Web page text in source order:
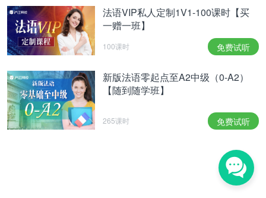
法语VIP私人定制1V1-100课时【买
一赠一班】
100课时 免费试听
新版法语零起点至A2中级（0-A2）
【随到随学班】
265课时 免费试听